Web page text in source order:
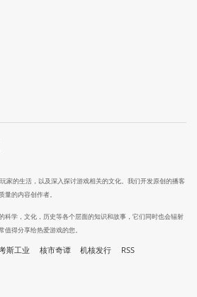
家的生活，以及深入探讨游戏相关的文化。我们开发原创的播客
的内容创作者。
科学，文化，历史等各个层面的知识和故事，它们同时也会辐射
得分享给热爱游戏的您。
斯工业 核市奇谭 机核发行 RSS